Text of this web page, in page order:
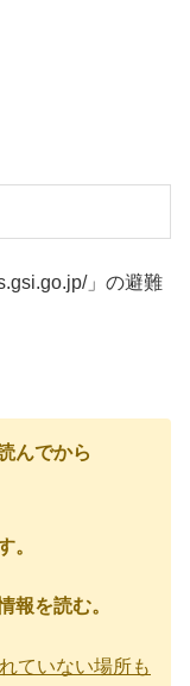
」の避難
んでから
。
報を読む。
ていない場所も